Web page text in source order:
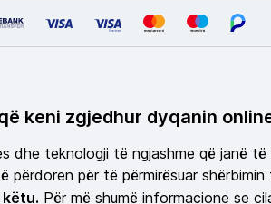
keni zgjedhur dyqanin
dhe teknologji të ngjashme që janë
për të përmirësuar
Për më shumë informacione se